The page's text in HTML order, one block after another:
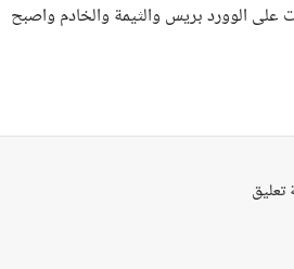
الوورد بريس والثيمة والخادم واصبح